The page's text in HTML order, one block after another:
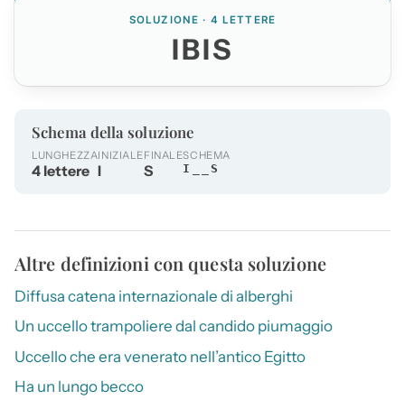
SOLUZIONE · 4 LETTERE
IBIS
Schema della soluzione
LUNGHEZZA
4 lettere
INIZIALE
I
FINALE
S
SCHEMA
I__S
Altre definizioni con questa soluzione
Diffusa catena internazionale di alberghi
Un uccello trampoliere dal candido piumaggio
Uccello che era venerato nell’antico Egitto
Ha un lungo becco